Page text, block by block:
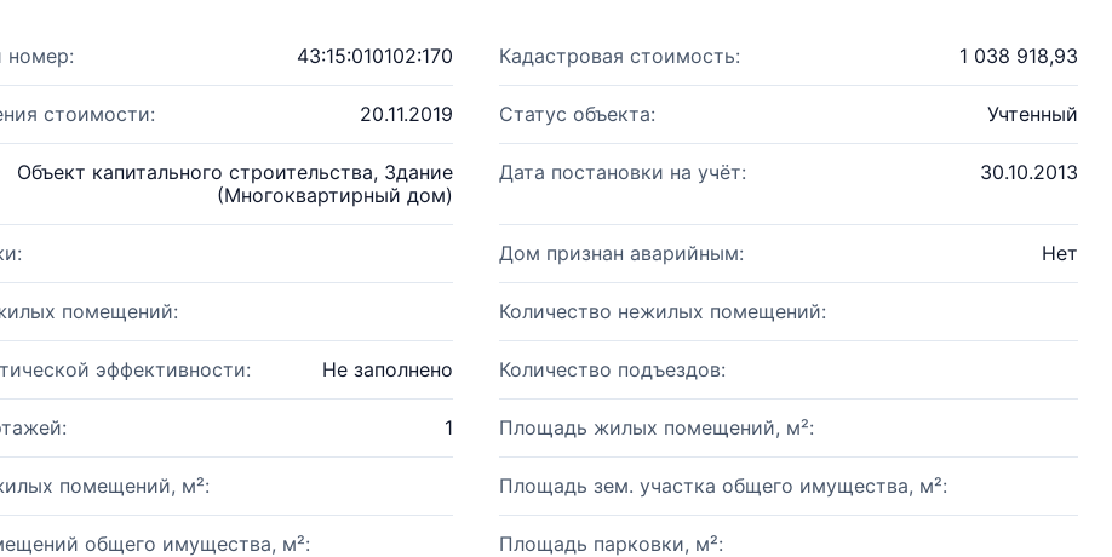
номер: 43:15:010102:170 Кадастровая стоимость: 1 038 918,93
стоимости: 20.11.2019 Статус объекта: Учтенный
Объект капитального строительства, Здание
(Многоквартирный дом)
Дата постановки на учёт: 30.10.2013
Дом признан аварийным: Нет
помещений: Количество нежилых помещений:
эффективности: Не заполнено Количество подъездов:
1 Площадь жилых помещений, м²:
помещений, м²: Площадь зем. участка общего имущества, м²:
общего имущества, м²: Площадь парковки, м²: